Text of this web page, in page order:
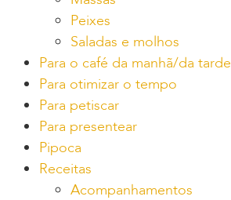
Peixes
Saladas e molhos
Para o café da manhã/da tarde
Para otimizar o tempo
Para petiscar
Para presentear
Pipoca
Receitas
Acompanhamentos